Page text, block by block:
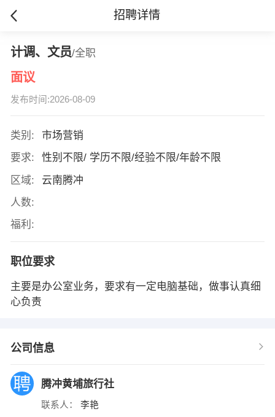
招聘详情
计调、文员/全职
面议
发布时间:2026-08-09
类别:
市场营销
要求:
性别不限/ 学历不限/经验不限/年龄不限
区域:
云南腾冲
人数:
福利:
职位要求
主要是办公室业务，要求有一定电脑基础，做事认真细
心负责
公司信息
腾冲黄埔旅行社
联系人： 李艳